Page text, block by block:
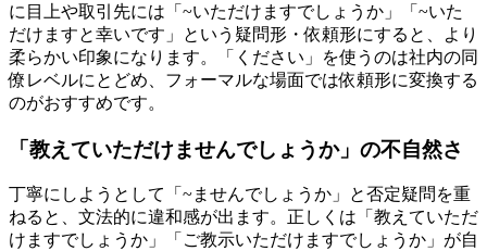
に目上や取引先には「~いただけますでしょうか」「~いた
だけますと幸いです」という疑問形・依頼形にすると、より
柔らかい印象になります。「ください」を使うのは社内の同
僚レベルにとどめ、フォーマルな場面では依頼形に変換する
のがおすすめです。
「教えていただけませんでしょうか」の不自然さ
丁寧にしようとして「~ませんでしょうか」と否定疑問を重
ねると、文法的に違和感が出ます。正しくは「教えていただ
けますでしょうか」「ご教示いただけますでしょうか」が自